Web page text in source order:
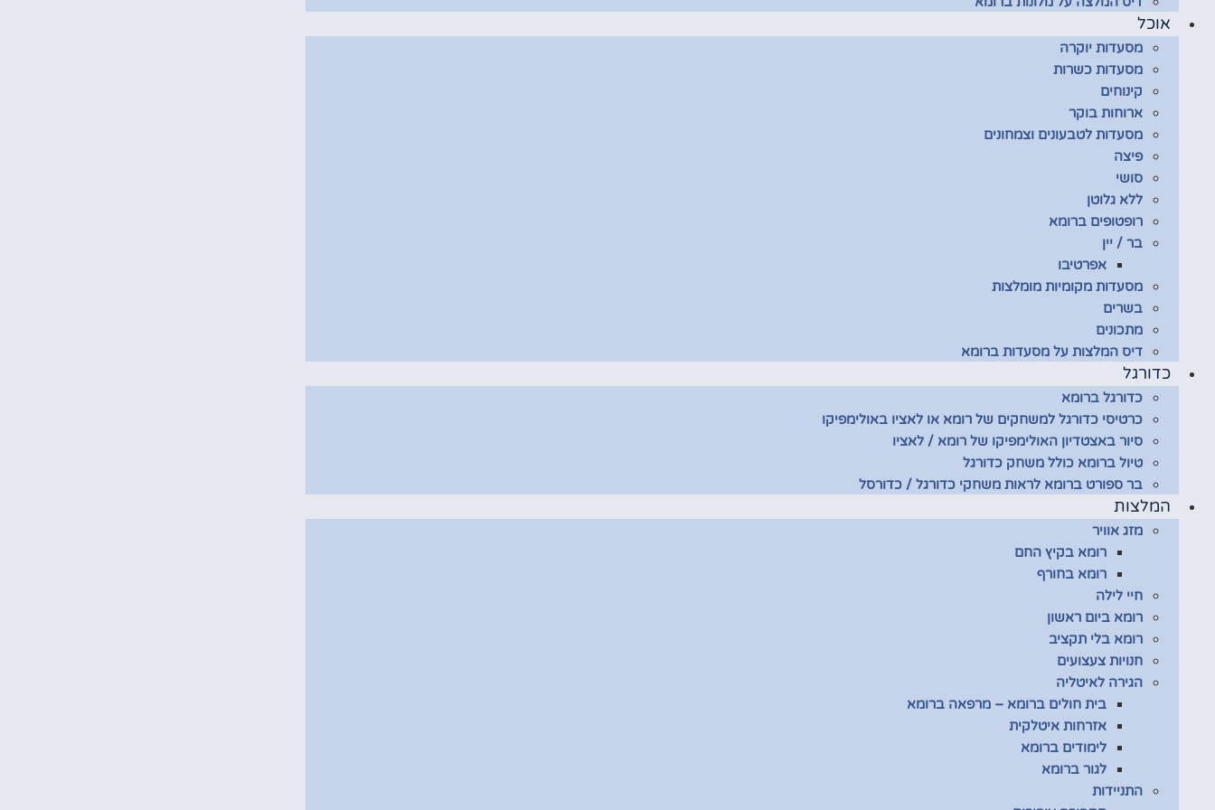
אוכל
מסעדות יוקרה
מסעדות כשרות
קינוחים
ארוחות בוקר
מסעדות לטבעונים וצמחונים
פיצה
סושי
ללא גלוטן
רופטופים ברומא
בר / יין
אפרטיבו
מסעדות מקומיות מומלצות
בשרים
מתכונים
דיס המלצות על מסעדות ברומא
כדורגל
כדורגל ברומא
כרטיסי כדורגל למשחקים של רומא או לאציו באולימפיקו
סיור באצטדיון האולימפיקו של רומא / לאציו
טיול ברומא כולל משחק כדורגל
בר ספורט ברומא לראות משחקי כדורגל / כדורסל
המלצות
מזג אוויר
רומא בקיץ החם
רומא בחורף
חיי לילה
רומא ביום ראשון
רומא בלי תקציב
חנויות צעצועים
הגירה לאיטליה
בית חולים ברומא – מרפאה ברומא
אזרחות איטלקית
לימודים ברומא
לגור ברומא
התניידות